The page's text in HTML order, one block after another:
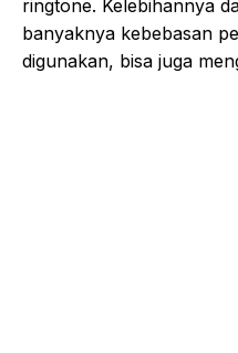
ringtone. Kelebihannya
banyaknya kebebasan
digunakan, bisa juga